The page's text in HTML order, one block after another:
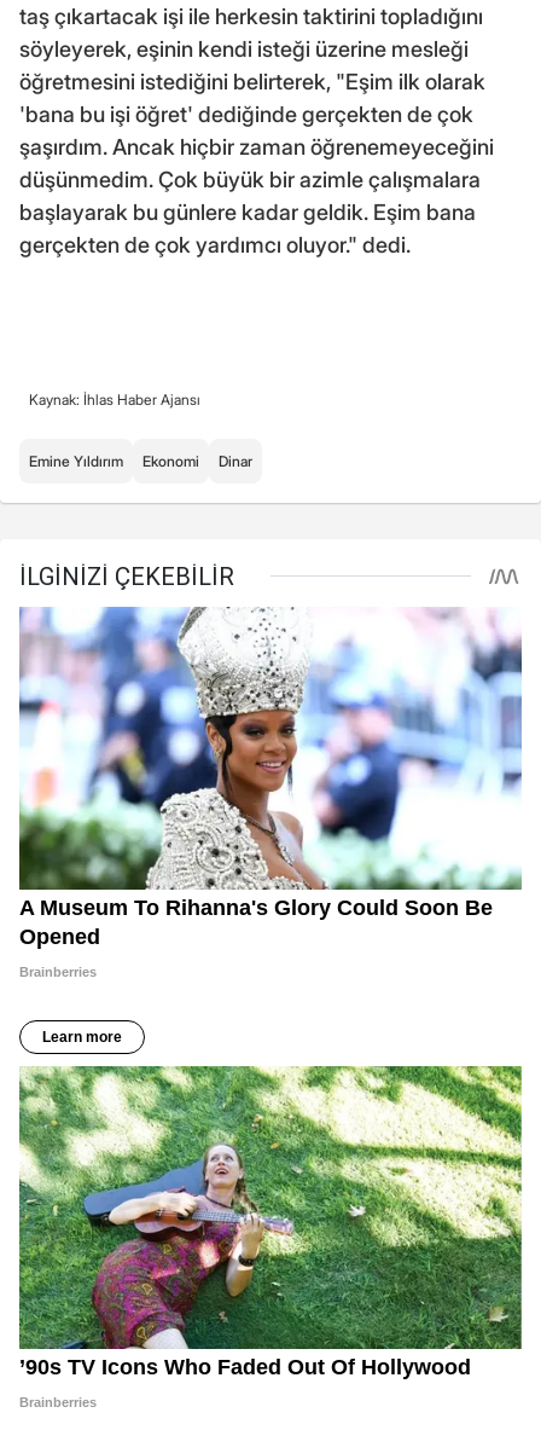
taş çıkartacak işi ile herkesin taktirini topladığını
söyleyerek, eşinin kendi isteği üzerine mesleği
öğretmesini istediğini belirterek, "Eşim ilk olarak
'bana bu işi öğret' dediğinde gerçekten de çok
şaşırdım. Ancak hiçbir zaman öğrenemeyeceğini
düşünmedim. Çok büyük bir azimle çalışmalara
başlayarak bu günlere kadar geldik. Eşim bana
gerçekten de çok yardımcı oluyor." dedi.
Kaynak: İhlas Haber Ajansı
Emine Yıldırım Ekonomi Dinar